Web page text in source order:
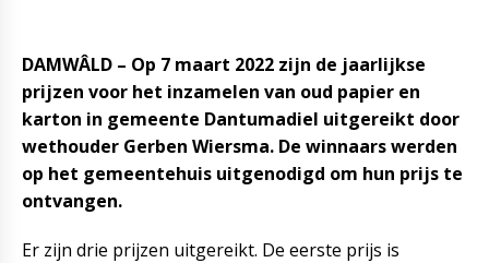
DAMWÂLD – Op 7 maart 2022 zijn de jaarlijkse
prijzen voor het inzamelen van oud papier en
karton in gemeente Dantumadiel uitgereikt door
wethouder Gerben Wiersma. De winnaars werden
op het gemeentehuis uitgenodigd om hun prijs te
ontvangen.
Er zijn drie prijzen uitgereikt. De eerste prijs is